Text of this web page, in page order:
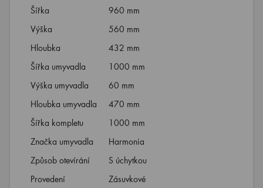
Šířka
960 mm
Výška
560 mm
Hloubka
432 mm
Šířka umyvadla
1000 mm
Výška umyvadla
60 mm
Hloubka umyvadla
470 mm
Šířka kompletu
1000 mm
Značka umyvadla
Harmonia
Způsob otevírání
S úchytkou
Provedení
Zásuvkové